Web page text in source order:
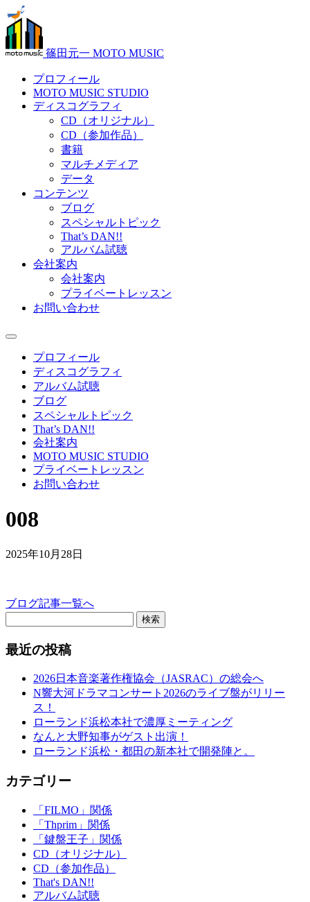
篠田元一 MOTO MUSIC
プロフィール
MOTO MUSIC STUDIO
ディスコグラフィ
CD（オリジナル）
CD（参加作品）
書籍
マルチメディア
データ
コンテンツ
ブログ
スペシャルトピック
That’s DAN!!
アルバム試聴
会社案内
会社案内
プライベートレッスン
お問い合わせ
プロフィール
ディスコグラフィ
アルバム試聴
ブログ
スペシャルトピック
That’s DAN!!
会社案内
MOTO MUSIC STUDIO
プライベートレッスン
お問い合わせ
008
2025年10月28日
ブログ記事一覧へ
検索
最近の投稿
2026日本音楽著作権協会（JASRAC）の総会へ
N響大河ドラマコンサート2026のライブ盤がリリー
ス！
ローランド浜松本社で濃厚ミーティング
なんと大野知事がゲスト出演！
ローランド浜松・都田の新本社で開発陣と。
カテゴリー
「FILMO」関係
「Thprim」関係
「鍵盤王子」関係
CD（オリジナル）
CD（参加作品）
That's DAN!!
アルバム試聴